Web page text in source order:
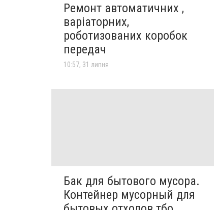
Ремонт автоматичних ,
варіаторних,
роботизованих коробок
передач
10:57, 31 липня
Бак для бытового мусора.
Контейнер мусорный для